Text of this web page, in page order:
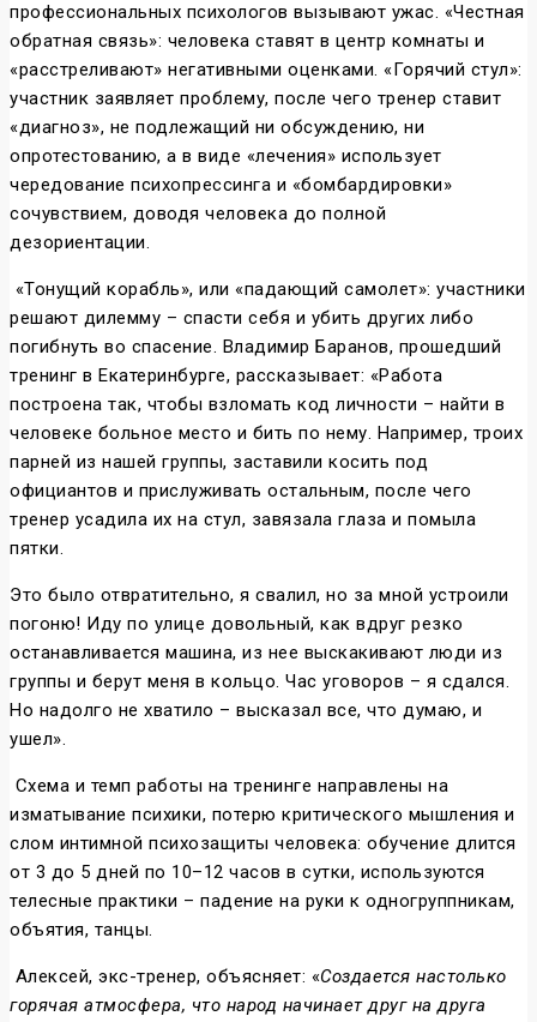
профессиональных психологов вызывают ужас. «Честная
обратная связь»: человека ставят в центр комнаты и
«расстреливают» негативными оценками. «Горячий стул»:
участник заявляет проблему, после чего тренер ставит
«диагноз», не подлежащий ни обсуждению, ни
опротестованию, а в виде «лечения» использует
чередование психопрессинга и «бомбардировки»
сочувствием, доводя человека до полной
дезориентации.
«Тонущий корабль», или «падающий самолет»: участники
решают дилемму – спасти себя и убить других либо
погибнуть во спасение. Владимир Баранов, прошедший
тренинг в Екатеринбурге, рассказывает: «Работа
построена так, чтобы взломать код личности – найти в
человеке больное место и бить по нему. Например, троих
парней из нашей группы, заставили косить под
официантов и прислуживать остальным, после чего
тренер усадила их на стул, завязала глаза и помыла
пятки.
Это было отвратительно, я свалил, но за мной устроили
погоню! Иду по улице довольный, как вдруг резко
останавливается машина, из нее выскакивают люди из
группы и берут меня в кольцо. Час уговоров – я сдался.
Но надолго не хватило – высказал все, что думаю, и
ушел».
Схема и темп работы на тренинге направлены на
изматывание психики, потерю критического мышления и
слом интимной психозащиты человека: обучение длится
от 3 до 5 дней по 10–12 часов в сутки, используются
телесные практики – падение на руки к одногруппникам,
объятия, танцы.
Алексей, экс-тренер, объясняет: «Создается настолько
горячая атмосфера, что народ начинает друг на друга